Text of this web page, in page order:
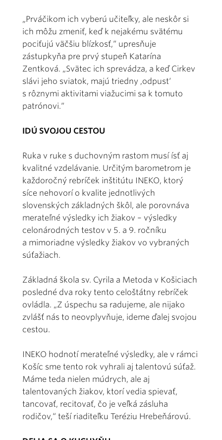
„Prváčikom ich vyberú učiteľky, ale neskôr si
ich môžu zmeniť, keď k nejakému svätému
pociťujú väčšiu blízkosť,“ upresňuje
zástupkyňa pre prvý stupeň Katarína
Zentková. „Svätec ich sprevádza, a keď Cirkev
slávi jeho sviatok, majú triedny ,odpust‘
s rôznymi aktivitami viažucimi sa k tomuto
patrónovi.“
IDÚ SVOJOU CESTOU
Ruka v ruke s duchovným rastom musí ísť aj
kvalitné vzdelávanie. Určitým barometrom je
každoročný rebríček inštitútu INEKO, ktorý
síce nehovorí o kvalite jednotlivých
slovenských základných škôl, ale porovnáva
merateľné výsledky ich žiakov – výsledky
celonárodných testov v 5. a 9. ročníku
a mimoriadne výsledky žiakov vo vybraných
súťažiach.
Základná škola sv. Cyrila a Metoda v Košiciach
posledné dva roky tento celoštátny rebríček
ovládla. „Z úspechu sa radujeme, ale nijako
zvlášť nás to neovplyvňuje, ideme ďalej svojou
cestou.
INEKO hodnotí merateľné výsledky, ale v rámci
Košíc sme tento rok vyhrali aj talentovú súťaž.
Máme teda nielen múdrych, ale aj
talentovaných žiakov, ktorí vedia spievať,
tancovať, recitovať, čo je veľká zásluha
rodičov,“ teší riaditeľku Teréziu Hrebeňárovú.